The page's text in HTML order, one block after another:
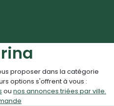
proposer dans la catégorie
options s'offrent à vous :
ou nos annonces triées par ville.